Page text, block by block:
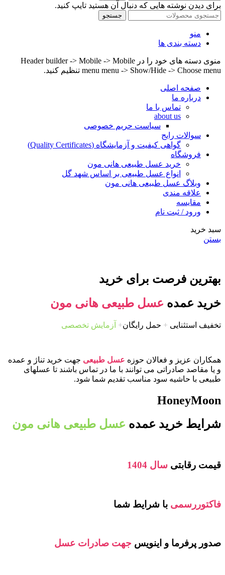
برای دیدن نوشته هایی که دنبال آن هستید تایپ کنید.
جستجو
منو
دسته بندی ها
منوی دسته های خود را در Header builder -> Mobile -> Mobile
menu menu -> Show/Hide -> Choose menu تنظیم کنید.
صفحه اصلی
درباره ما
تماس با ما
about us
سیاست حریم خصوصی
سوالات رایج
گواهی کیفیت و آزمایشگاه (Quality Certificates)
فروشگاه
خرید عسل طبیعی هانی مون
انواع عسل طبیعی بر اساس شهد گل
وبلاگ عسل طبیعی هانی مون
علاقه مندی
مقایسه
ورود / ثبت نام
سبد خرید
بستن
بهترین فرصت برای خرید
خرید عمده عسل طبیعی هانی مون
تخفیف استثنایی + حمل رایگان+ آزمایش تخصصی
همکاران عزیز و فعالان حوزه عسل طبیعی جهت خرید تناژ و عمده
و یا مقاصد صادراتی می توانند با ما در تماس باشند تا عسلهای
طبیعی با حاشیه سود مناسب تقدیم شما شود.
HoneyMoon
شرایط خرید عمده عسل طبیعی هانی مون
قیمت رقابتی سال 1404
فاکتوررسمی با شرایط شما
صدور پرفرما و اینویس جهت صادرات عسل